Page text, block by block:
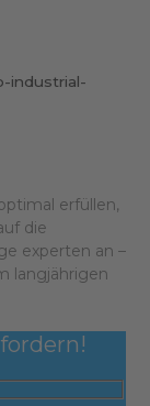
industrial-
erfüllen,
die
experten an –
langjährigen